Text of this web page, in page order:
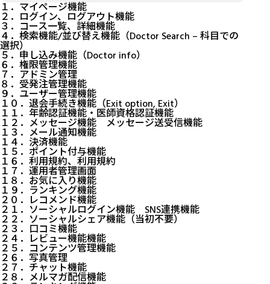
１．マイページ機能
２．ログイン、ログアウト機能
３．コース一覧、詳細機能
４．検索機能/並び替え機能（Doctor Search – 科目での
選択）
５．申し込み機能（Doctor info）
６．権限管理機能
７．アドミン管理
８．受発注管理機能
９．ユーザー管理機能
１０．退会手続き機能（Exit option, Exit）
１１．年齢認証機能・医師資格認証機能
１２．メッセージ機能 メッセージ送受信機能
１３．メール通知機能
１４．決済機能
１５．ポイント付与機能
１６．利用規約、利用規約
１７．運用者管理画面
１８．お気に入り機能
１９．ランキング機能
２０．レコメンド機能
２１．ソーシャルログイン機能 SNS連携機能
２２．ソーシャルシェア機能（当初不要）
２３．口コミ機能
２４．レビュー機能機能
２５．コンテンツ管理機能
２６．写真管理
２７．チャット機能
２８．メルマガ配信機能